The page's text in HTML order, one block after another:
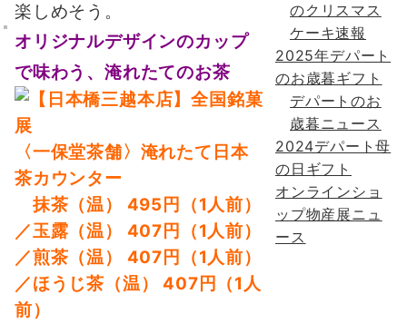
楽しめそう。
オリジナルデザインのカップ
で味わう、淹れたてのお茶
〈一保堂茶舗〉淹れたて日本
茶カウンター
抹茶（温） 495円（1人前）
／玉露（温） 407円（1人前）
／煎茶（温） 407円（1人前）
／ほうじ茶（温） 407円（1人
前）
のクリスマス
ケーキ速報
2025年デパート
のお歳暮ギフト
デパートのお
歳暮ニュース
2024デパート母
の日ギフト
オンラインショ
ップ物産展ニュ
ース